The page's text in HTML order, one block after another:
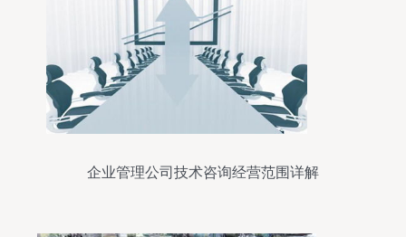
企业管理公司技术咨询经营范围详解